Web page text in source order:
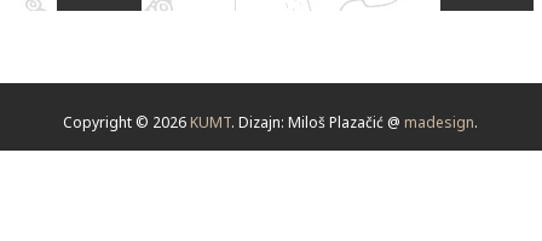
Copyright © 2026 KUMT. Dizajn: Miloš Plazačić @ madesign.